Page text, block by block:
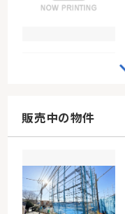
販売中の物件